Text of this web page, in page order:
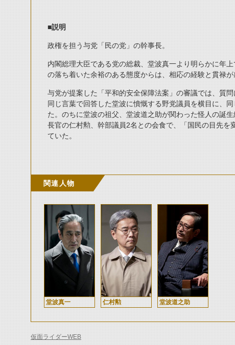
■説明
政権を担う与党「民の党」の幹事長。
内閣総理大臣である党の総裁、堂波真一より明らかに年
の落ち着いた余裕のある態度からは、相応の経験と貫禄が
与党が提案した「平和的安全保障法案」の審議では、質
同じ言葉で回答した堂波に憤慨する野党議員を横目に、
た。のちに堂波の祖父、堂波道之助が関わった怪人の誕
長官の仁村勲、幹部議員2名との会食で、「国民の目先を
ていた。
関連人物
堂波真一 仁村勲 堂波道之助
仮面ライダーWEB